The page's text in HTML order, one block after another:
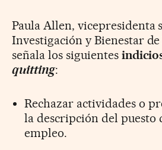
Paula Allen, vicepresidenta
Investigación y Bienestar
señala los siguientes
quitting:
Rechazar actividades o
la descripción del puesto
empleo.